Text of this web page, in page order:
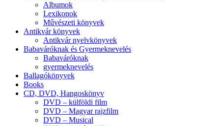
Albumok
Lexikonok
Művészeti könyvek
Antikvár könyvek
Antikvár nyelvkönyvek
Babaváróknak és Gyermeknevelés
Babaváróknak
gyermeknevelés
Ballagókönyvek
Books
CD, DVD, Hangoskönyv
DVD – külföldi film
DVD – Magyar rajzfilm
DVD – Musical